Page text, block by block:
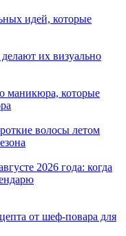
идей, которые
их визуально
маникюра, которые
волосы летом
2026 года: когда
от шеф-повара для